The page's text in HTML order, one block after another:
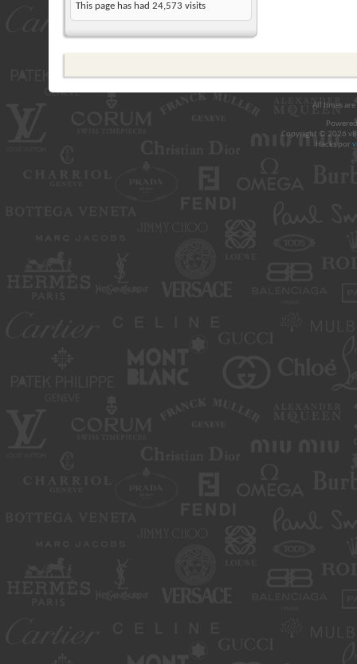
This page has had 24,573 visits
All times
Copyright © 2026
Hacks por